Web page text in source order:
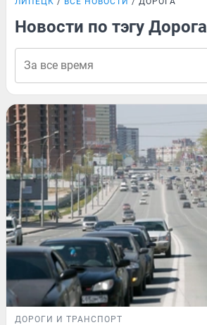
Новости по тэгу Дорога
ДОРОГИ И ТРАНСПОРТ